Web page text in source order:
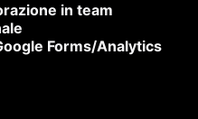
in team
Forms/Analytics